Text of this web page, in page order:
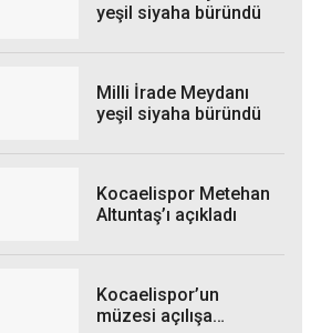
yeşil siyaha büründü
Milli İrade Meydanı
yeşil siyaha büründü
Kocaelispor Metehan
Altuntaş’ı açıkladı
Kocaelispor’un
müzesi açılışa